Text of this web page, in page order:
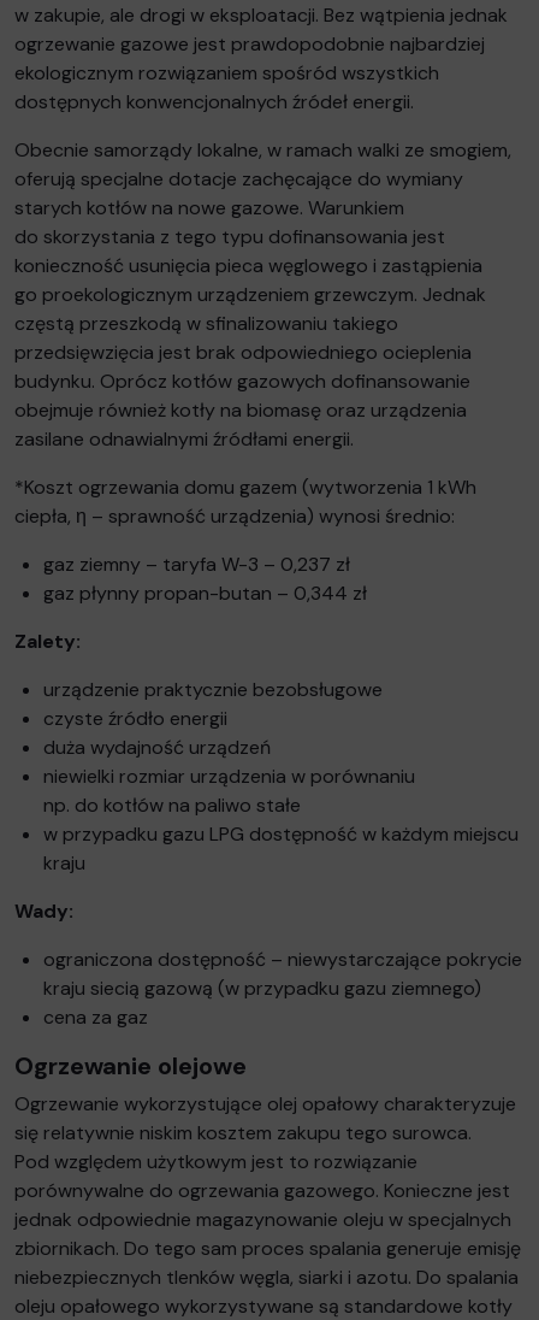
w zakupie, ale drogi w eksploatacji. Bez wątpienia jednak
ogrzewanie gazowe jest prawdopodobnie najbardziej
ekologicznym rozwiązaniem spośród wszystkich
dostępnych konwencjonalnych źródeł energii.
Obecnie samorządy lokalne, w ramach walki ze smogiem,
oferują specjalne dotacje zachęcające do wymiany
starych kotłów na nowe gazowe. Warunkiem
do skorzystania z tego typu dofinansowania jest
konieczność usunięcia pieca węglowego i zastąpienia
go proekologicznym urządzeniem grzewczym. Jednak
częstą przeszkodą w sfinalizowaniu takiego
przedsięwzięcia jest brak odpowiedniego ocieplenia
budynku. Oprócz kotłów gazowych dofinansowanie
obejmuje również kotły na biomasę oraz urządzenia
zasilane odnawialnymi źródłami energii.
*Koszt ogrzewania domu gazem (wytworzenia 1 kWh
ciepła, η – sprawność urządzenia) wynosi średnio:
gaz ziemny – taryfa W-3 – 0,237 zł
gaz płynny propan-butan – 0,344 zł
Zalety:
urządzenie praktycznie bezobsługowe
czyste źródło energii
duża wydajność urządzeń
niewielki rozmiar urządzenia w porównaniu
np. do kotłów na paliwo stałe
w przypadku gazu LPG dostępność w każdym miejscu
kraju
Wady:
ograniczona dostępność – niewystarczające pokrycie
kraju siecią gazową (w przypadku gazu ziemnego)
cena za gaz
Ogrzewanie olejowe
Ogrzewanie wykorzystujące olej opałowy charakteryzuje
się relatywnie niskim kosztem zakupu tego surowca.
Pod względem użytkowym jest to rozwiązanie
porównywalne do ogrzewania gazowego. Konieczne jest
jednak odpowiednie magazynowanie oleju w specjalnych
zbiornikach. Do tego sam proces spalania generuje emisję
niebezpiecznych tlenków węgla, siarki i azotu. Do spalania
oleju opałowego wykorzystywane są standardowe kotły